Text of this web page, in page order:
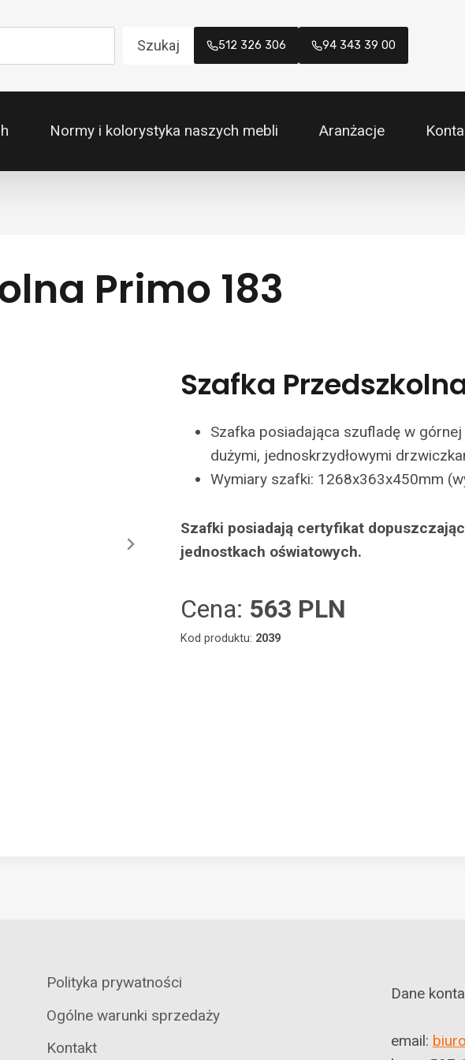
Szukaj 512 326 306 94 343 39 00
Normy i kolorystyka naszych mebli Aranżacje
Primo 183
Szafka
Szafka posiadająca szufladę w
dużymi, jednoskrzydłowymi
Wymiary szafki: 1268x363x450mm
Szafki posiadają certyfikat
jednostkach oświatowych.
Cena: 563 PLN
Kod produktu: 2039
Polityka prywatności
Ogólne warunki sprzedaży
Kontakt
Dane
email: